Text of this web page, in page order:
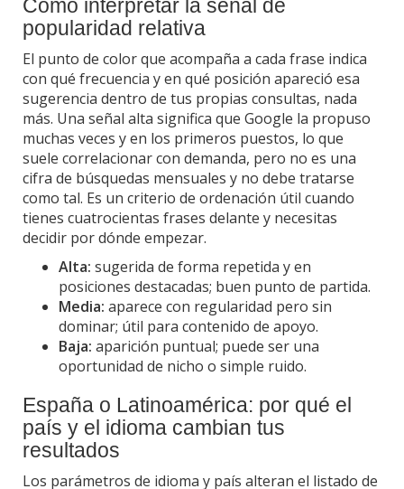
Cómo interpretar la señal de
popularidad relativa
El punto de color que acompaña a cada frase indica
con qué frecuencia y en qué posición apareció esa
sugerencia dentro de tus propias consultas, nada
más. Una señal alta significa que Google la propuso
muchas veces y en los primeros puestos, lo que
suele correlacionar con demanda, pero no es una
cifra de búsquedas mensuales y no debe tratarse
como tal. Es un criterio de ordenación útil cuando
tienes cuatrocientas frases delante y necesitas
decidir por dónde empezar.
Alta: sugerida de forma repetida y en
posiciones destacadas; buen punto de partida.
Media: aparece con regularidad pero sin
dominar; útil para contenido de apoyo.
Baja: aparición puntual; puede ser una
oportunidad de nicho o simple ruido.
España o Latinoamérica: por qué el
país y el idioma cambian tus
resultados
Los parámetros de idioma y país alteran el listado de